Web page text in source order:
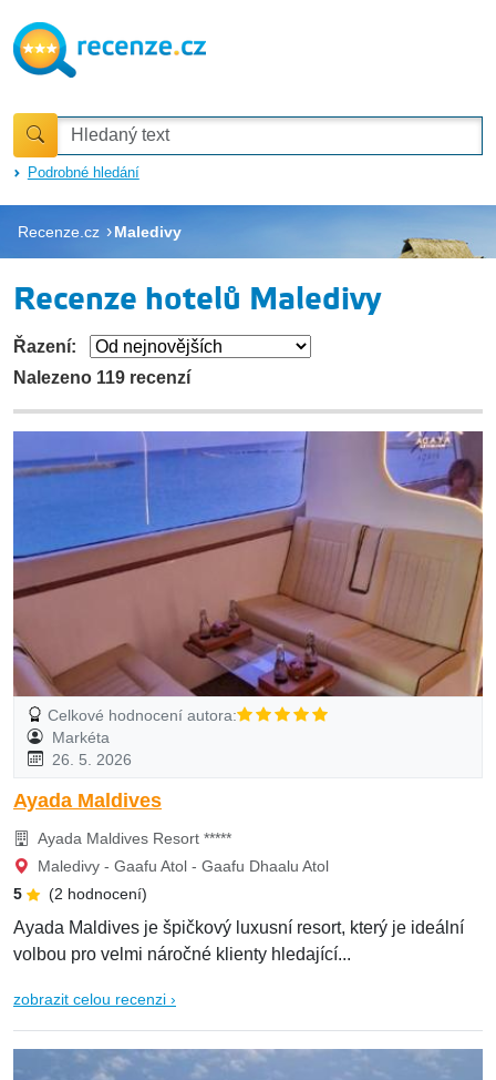
Podrobné hledání
Recenze.cz Maledivy
Recenze hotelů Maledivy
Nalezeno 119 recenzí
Řazení:
Celkové hodnocení autora:
Markéta
26. 5. 2026
Ayada Maldives
Ayada Maldives Resort *****
Maledivy - Gaafu Atol - Gaafu Dhaalu Atol
5
(2 hodnocení)
Ayada Maldives je špičkový luxusní resort, který je ideální
volbou pro velmi náročné klienty hledající...
zobrazit celou recenzi ›